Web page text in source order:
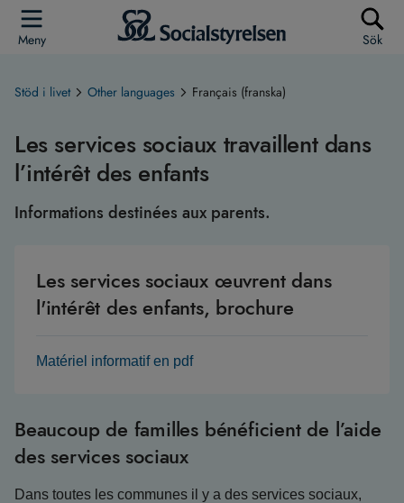
Meny Sök
Stöd i livet Other languages Français (franska)
Les services sociaux travaillent dans
l’intérêt des enfants
Informations destinées aux parents.
Les services sociaux œuvrent dans
l'intérêt des enfants, brochure
Matériel informatif en pdf
Beaucoup de familles bénéficient de l’aide
des services sociaux
Dans toutes les communes il y a des services sociaux,